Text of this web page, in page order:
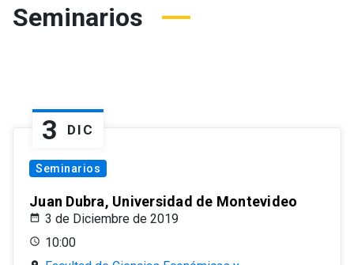
Seminarios
3 DIC
Seminarios
Juan Dubra, Universidad de Montevideo
3 de Diciembre de 2019
10:00